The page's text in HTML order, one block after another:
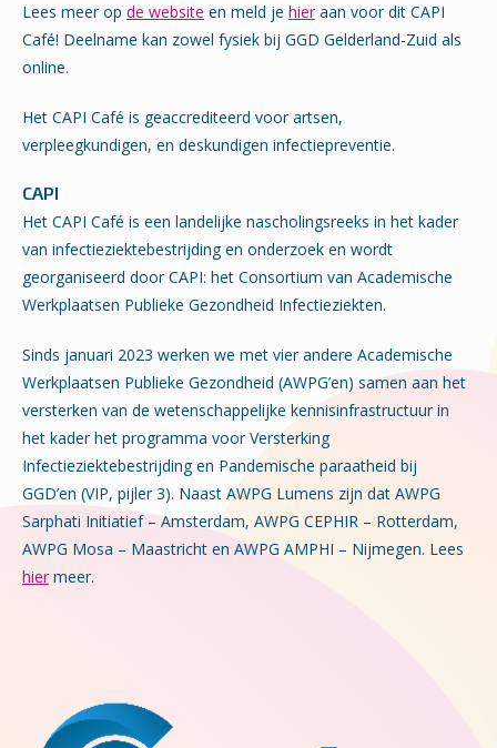
Lees meer op de website en meld je hier aan voor dit CAPI
Café! Deelname kan zowel fysiek bij GGD Gelderland-Zuid als
online.
Het CAPI Café is geaccrediteerd voor artsen,
verpleegkundigen, en deskundigen infectiepreventie.
CAPI
Het CAPI Café is een landelijke nascholingsreeks in het kader
van infectieziektebestrijding en onderzoek en wordt
georganiseerd door CAPI: het Consortium van Academische
Werkplaatsen Publieke Gezondheid Infectieziekten.
Sinds januari 2023 werken we met vier andere Academische
Werkplaatsen Publieke Gezondheid (AWPG’en) samen aan het
versterken van de wetenschappelijke kennisinfrastructuur in
het kader het programma voor Versterking
Infectieziektebestrijding en Pandemische paraatheid bij
GGD’en (VIP, pijler 3). Naast AWPG Lumens zijn dat AWPG
Sarphati Initiatief – Amsterdam, AWPG CEPHIR – Rotterdam,
AWPG Mosa – Maastricht en AWPG AMPHI – Nijmegen. Lees
hier meer.